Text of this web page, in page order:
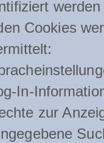
Cookies
In-
zur